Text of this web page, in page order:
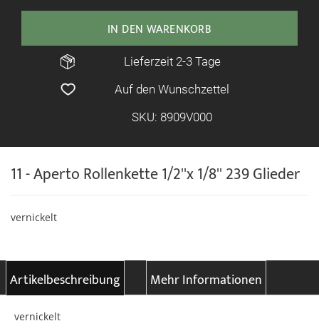
11 - Aperto Rollenkette 1/2''x 1/8'' 239 Glieder
IN DEN WARENKORB
Lieferzeit 2-3 Tage
Auf den Wunschzettel
SKU: 8909V000
vernickelt
Artikelbeschreibung Mehr Informationen
vernickelt